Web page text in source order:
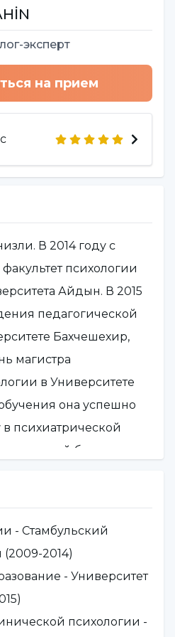
эксперт
на прием
В 2014 году с
психологии
Айдын. В 2015
педагогической
Бахчешехир,
магистра
в Университете
она успешно
психиатрической
больницы
и больнице
тренинги и
услуги
и умственно
специального
- Стамбульский
2014)
- Университет
психологии -